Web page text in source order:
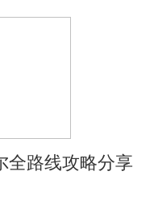
全路线攻略分享